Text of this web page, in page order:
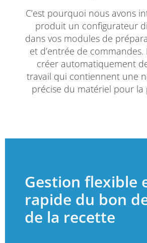
C’est pourquoi nous avons
produit un configurateur
dans vos modules de
et d’entrée de
créer automatiquement
travail qui contiennent une
précise du matériel pour
Gestion flexible
rapide du bon
de la recette